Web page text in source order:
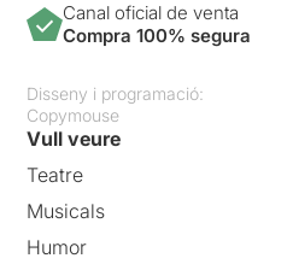
Canal oficial de venta
Compra 100% segura
Disseny i programació:
Copymouse
Vull veure
Teatre
Musicals
Humor